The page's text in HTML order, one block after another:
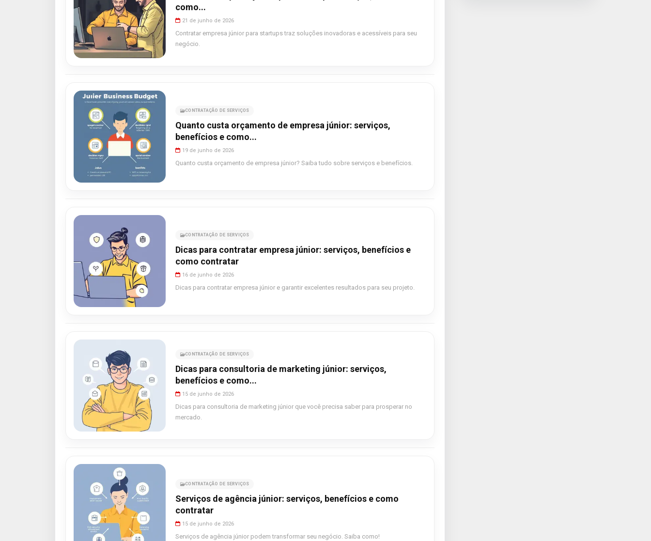
como...
21 de junho de 2026
Contratar empresa júnior para startups traz soluções inovadoras e acessíveis para seu
negócio.
CONTRATAÇÃO DE SERVIÇOS
Quanto custa orçamento de empresa júnior: serviços,
benefícios e como...
19 de junho de 2026
Quanto custa orçamento de empresa júnior? Saiba tudo sobre serviços e benefícios.
CONTRATAÇÃO DE SERVIÇOS
Dicas para contratar empresa júnior: serviços, benefícios e
como contratar
16 de junho de 2026
Dicas para contratar empresa júnior e garantir excelentes resultados para seu projeto.
CONTRATAÇÃO DE SERVIÇOS
Dicas para consultoria de marketing júnior: serviços,
benefícios e como...
15 de junho de 2026
Dicas para consultoria de marketing júnior que você precisa saber para prosperar no
mercado.
CONTRATAÇÃO DE SERVIÇOS
Serviços de agência júnior: serviços, benefícios e como
contratar
15 de junho de 2026
Serviços de agência júnior podem transformar seu negócio. Saiba como!